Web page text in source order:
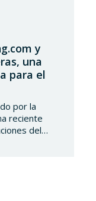
y
una
para el
por la
reciente
del